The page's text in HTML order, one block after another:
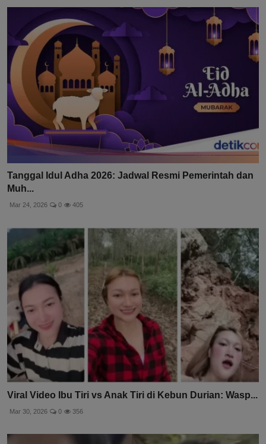
Tanggal Idul Adha 2026: Jadwal Resmi Pemerintah dan
Muh...
Mar 24, 2026 0 405
Viral Video Ibu Tiri vs Anak Tiri di Kebun Durian: Wasp...
Mar 30, 2026 0 356